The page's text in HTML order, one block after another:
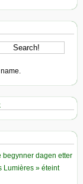
begynner dagen etter
Lumières » éteint